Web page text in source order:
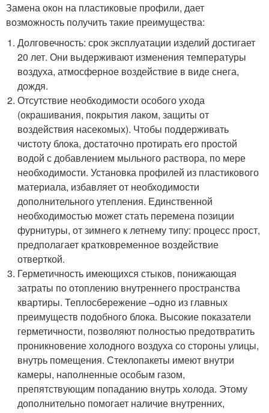
Замена окон на пластиковые профили, дает
возможность получить такие преимущества:
Долговечность: срок эксплуатации изделий достигает
20 лет. Они выдерживают изменения температуры
воздуха, атмосферное воздействие в виде снега,
дождя.
Отсутствие необходимости особого ухода
(окрашивания, покрытия лаком, защиты от
воздействия насекомых). Чтобы поддерживать
чистоту блока, достаточно протирать его простой
водой с добавлением мыльного раствора, по мере
необходимости. Установка профилей из пластикового
материала, избавляет от необходимости
дополнительного утепления. Единственной
необходимостью может стать перемена позиции
фурнитуры, от зимнего к летнему типу: процесс прост,
предполагает кратковременное воздействие
отверткой.
Герметичность имеющихся стыков, понижающая
затраты по отоплению внутреннего пространства
квартиры. Теплосбережение –одно из главных
преимуществ подобного блока. Высокие показатели
герметичности, позволяют полностью предотвратить
проникновение холодного воздуха со стороны улицы,
внутрь помещения. Стеклопакеты имеют внутри
камеры, наполненные особым газом,
препятствующим попаданию внутрь холода. Этому
дополнительно помогает наличие внутренних,